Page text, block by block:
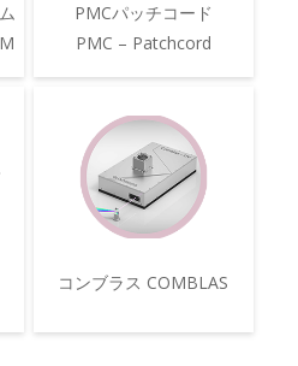
PMCパッチコード
PMC – Patchcord
コンブラス COMBLAS